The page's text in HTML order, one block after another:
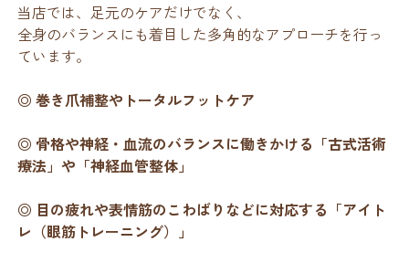
当店では、足元のケアだけでなく、
全身のバランスにも着目した多角的なアプローチを行っ
ています。
◎ 巻き爪補整やトータルフットケア
◎ 骨格や神経・血流のバランスに働きかける「古式活術
療法」や「神経血管整体」
◎ 目の疲れや表情筋のこわばりなどに対応する「アイト
レ（眼筋トレーニング）」